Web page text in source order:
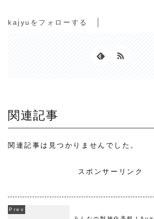
kajyuをフォローする
関連記事
関連記事は見つかりませんでした。
スポンサーリンク